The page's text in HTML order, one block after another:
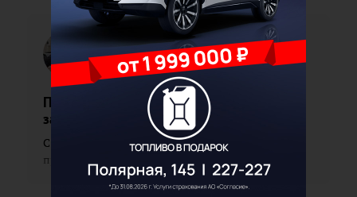
Павел
Поленов
Печень – молчаливый труженик: как её
защитить
С 27 июля по 2 августа в Иркутской области
проходит Неделя профилактики заболевани...